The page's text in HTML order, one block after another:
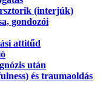
(interjúk)
gondozói
attitűd
után
és traumaoldás